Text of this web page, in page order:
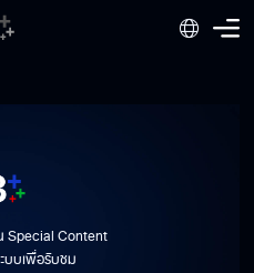
Special Content
บบเพื่อรับชม
ธุ์มังกร EP.9[2/10]